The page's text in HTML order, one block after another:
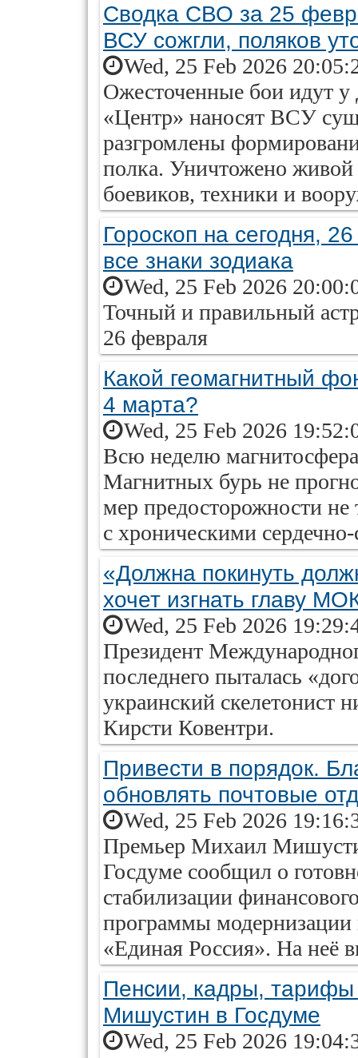
Сводка СВО за 25
ВСУ сожгли, поляков
Wed, 25 Feb 2026
Ожесточенные бои идут
«Центр» наносят ВСУ
разгромлены
полка. Уничтожено
боевиков, техники и
Гороскоп на сегодня,
все знаки зодиака
Wed, 25 Feb 2026
Точный и правильный
26 февраля
Какой геомагнитный
4 марта?
Wed, 25 Feb 2026
Всю неделю
Магнитных бурь не
мер предосторожности не
с хроническими
«Должна покинуть
хочет изгнать главу
Wed, 25 Feb 2026
Президент
последнего пыталась
украинский скелетонист
Кирсти Ковентри.
Привести в порядок.
обновлять почтовые
Wed, 25 Feb 2026
Премьер Михаил
Госдуме сообщил о
стабилизации
программы модернизации
«Единая Россия». На неё
Пенсии, кадры,
Мишустин в Госдуме
Wed, 25 Feb 2026